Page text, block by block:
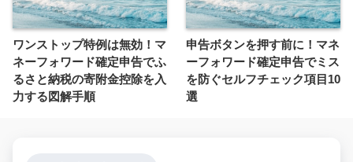
ワンストップ特例は無効！マ
ネーフォワード確定申告でふ
るさと納税の寄附金控除を入
力する図解手順
申告ボタンを押す前に！マネ
ーフォワード確定申告でミス
を防ぐセルフチェック項目10
選